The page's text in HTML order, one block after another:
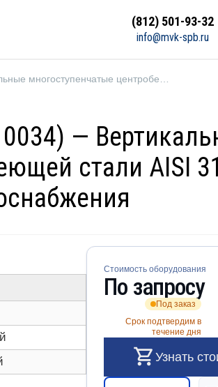
(812) 501-93-32
info@mvk-spb.ru
—
стали AISI
Стоимость оборудования
По запросу
Под заказ
Срок подтвердим в
течение дня
Узнать